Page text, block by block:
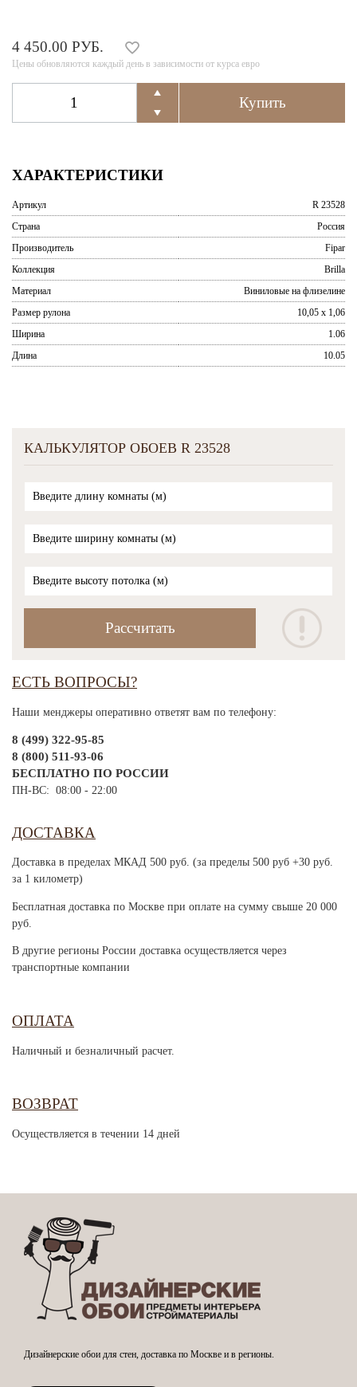
4 450.00 РУБ.
Цены обновляются каждый день в зависимости от курса евро
ХАРАКТЕРИСТИКИ
Артикул
R 23528
Страна
Россия
Производитель
Fipar
Коллекция
Brilla
Материал
Виниловые на флизелине
Размер рулона
10,05 x 1,06
Ширина
1.06
Длина
10.05
КАЛЬКУЛЯТОР ОБОЕВ R 23528
ЕСТЬ ВОПРОСЫ?
Наши менджеры оперативно ответят вам по телефону:
8 (499) 322-95-85
8 (800) 511-93-06
БЕСПЛАТНО ПО РОССИИ
ПН-ВС: 08:00 - 22:00
ДОСТАВКА
Доставка в пределах МКАД 500 руб. (за пределы 500 руб +30 руб.
за 1 километр)
Бесплатная доставка по Москве при оплате на сумму свыше 20 000
руб.
В другие регионы России доставка осуществляется через
транспортные компании
ОПЛАТА
Наличный и безналичный расчет.
ВОЗВРАТ
Осуществляется в течении 14 дней
Дизайнерские обои для стен, доставка по Москве и в регионы.